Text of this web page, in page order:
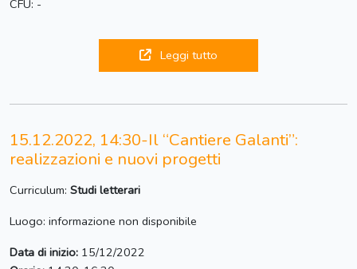
CFU: -
Leggi tutto
15.12.2022, 14:30-Il “Cantiere Galanti”:
realizzazioni e nuovi progetti
Curriculum: Studi letterari
Luogo: informazione non disponibile
Data di inizio: 15/12/2022